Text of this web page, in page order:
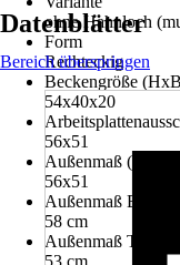
ohne Hahnloch
Form
Rechteckig
Beckengröße
54x40x20
56x51
Außenmaß (BxT)
56x51
Außenmaß Breite
58 cm
Außenmaß Tiefe
53 cm
Datenblätter
Bereich überspringen